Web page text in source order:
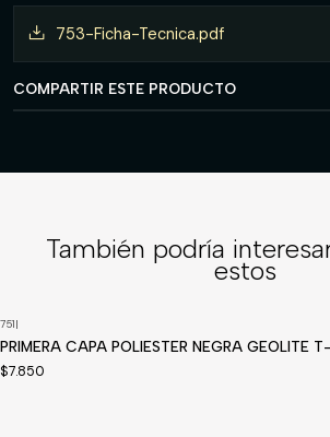
753-Ficha-Tecnica.pdf
COMPARTIR ESTE PRODUCTO
También podría
estos
751|
PRIMERA CAPA POLIESTER NEGRA GEOLITE
$7.850